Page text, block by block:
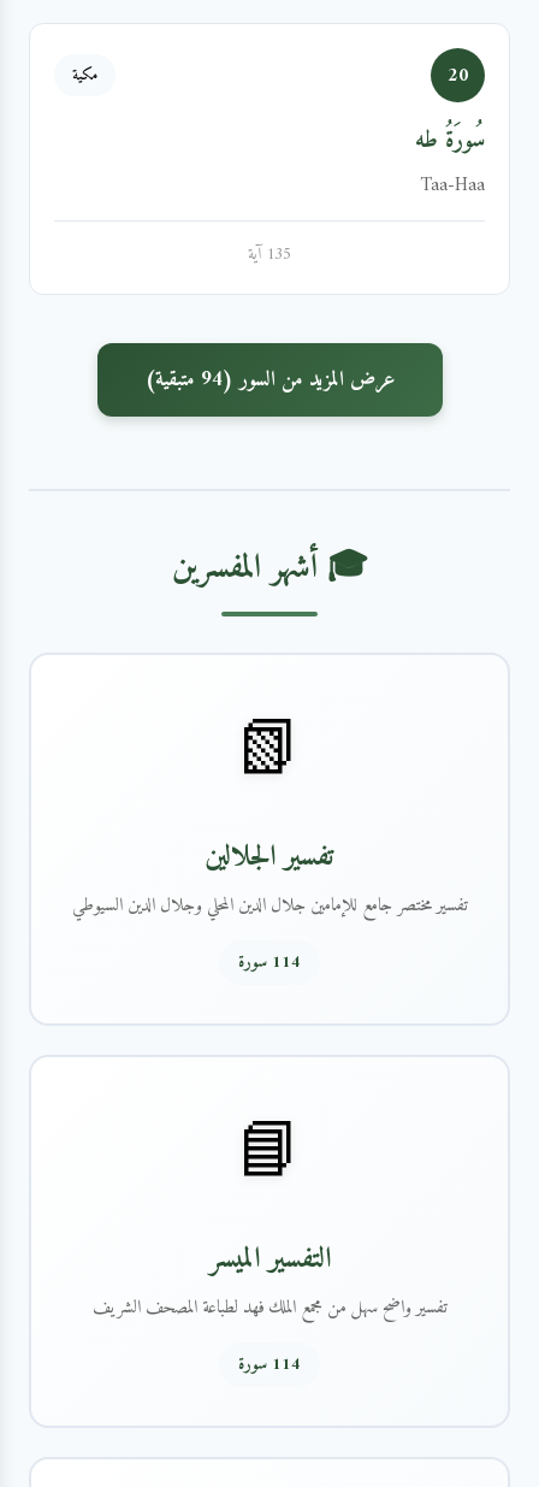
20 مكية
سُورَةُ طه
Taa-Haa
135 آية
عرض المزيد من السور (94 متبقية)
🎓 أشهر المفسرين
📗
تفسير الجلالين
تفسير مختصر جامع للإمامين جلال الدين المحلي وجلال الدين السيوطي
114 سورة
📘
التفسير الميسر
تفسير واضح سهل من مجمع الملك فهد لطباعة المصحف الشريف
114 سورة